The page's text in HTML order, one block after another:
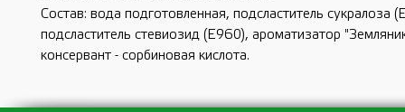
Состав: вода подготовленная, подсластитель сукралоза
подсластитель стевиозид (Е960), ароматизатор
консервант - сорбиновая кислота.